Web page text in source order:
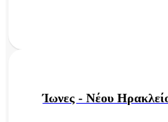
Ίωνες - Νέου